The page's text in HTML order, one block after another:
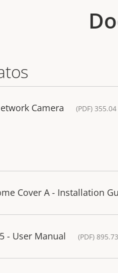
Camera (PDF)
Cover A - Installation
- User Manual (PDF)